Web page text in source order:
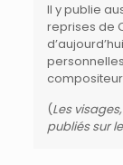
Il y publie
reprises de
(Les
publiés sur